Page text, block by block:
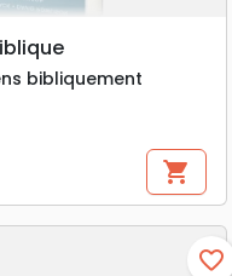
bibliquement
shopping_cart
favorite_border